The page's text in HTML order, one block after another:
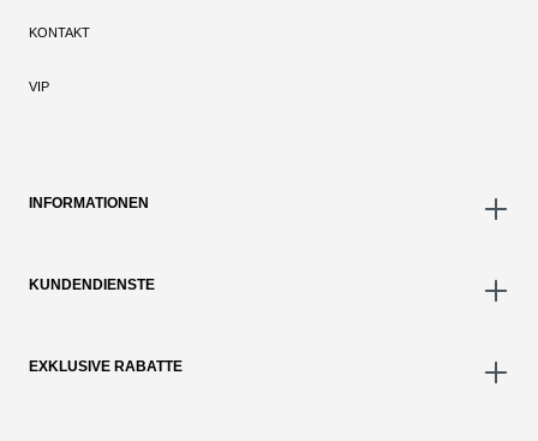
KONTAKT
VIP
INFORMATIONEN
KUNDENDIENSTE
EXKLUSIVE RABATTE